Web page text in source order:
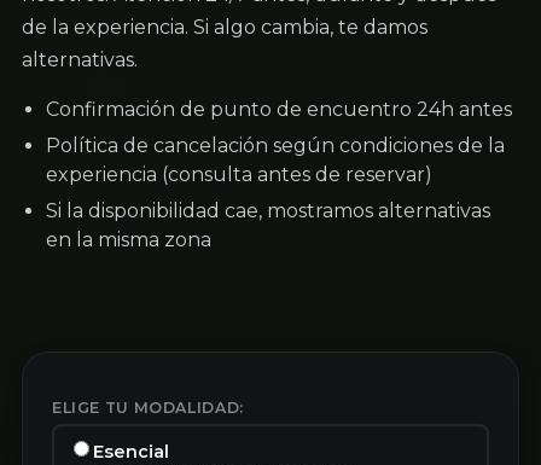
de la experiencia. Si algo cambia, te damos
alternativas.
Confirmación de punto de encuentro 24h antes
Política de cancelación según condiciones de la
experiencia (consulta antes de reservar)
Si la disponibilidad cae, mostramos alternativas
en la misma zona
ELIGE TU MODALIDAD:
Esencial